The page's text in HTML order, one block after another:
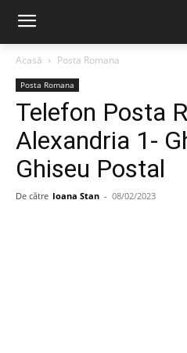
Acasă Posta Romana
Posta Romana
Telefon Posta
Alexandria 1-
Ghiseu Postal
De către Ioana Stan - 08/02/2023